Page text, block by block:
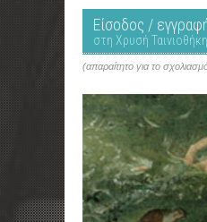
Είσοδος /
στη Χρυσή Ταινιοθήκη
(απαραίτητο για το